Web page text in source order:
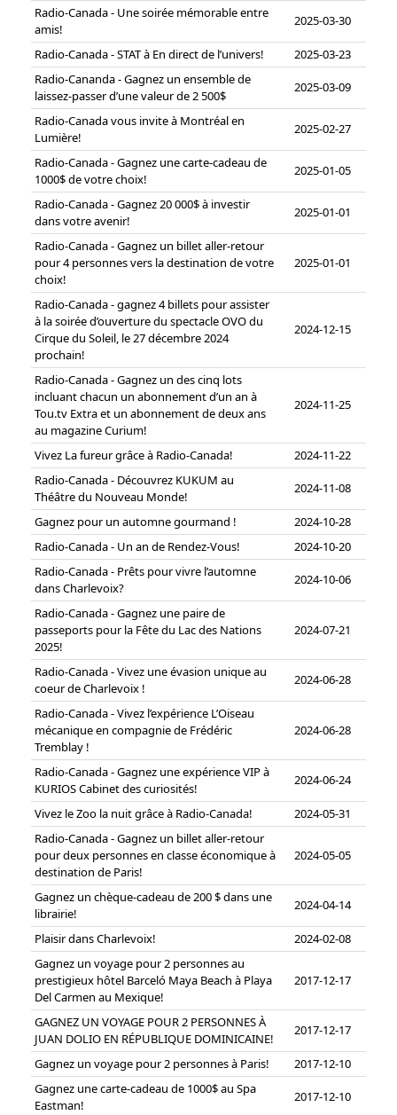
Radio-Canada - Une soirée mémorable entre
amis!
2025-03-30
Radio-Canada - STAT à En direct de l’univers!
2025-03-23
Radio-Cananda - Gagnez un ensemble de
laissez-passer d’une valeur de 2 500$
2025-03-09
Radio-Canada vous invite à Montréal en
Lumière!
2025-02-27
Radio-Canada - Gagnez une carte-cadeau de
1000$ de votre choix!
2025-01-05
Radio-Canada - Gagnez 20 000$ à investir
dans votre avenir!
2025-01-01
Radio-Canada - Gagnez un billet aller-retour
pour 4 personnes vers la destination de votre
choix!
2025-01-01
Radio-Canada - gagnez 4 billets pour assister
à la soirée d’ouverture du spectacle OVO du
Cirque du Soleil, le 27 décembre 2024
prochain!
2024-12-15
Radio-Canada - Gagnez un des cinq lots
incluant chacun un abonnement d’un an à
Tou.tv Extra et un abonnement de deux ans
au magazine Curium!
2024-11-25
Vivez La fureur grâce à Radio-Canada!
2024-11-22
Radio-Canada - Découvrez KUKUM au
Théâtre du Nouveau Monde!
2024-11-08
Gagnez pour un automne gourmand !
2024-10-28
Radio-Canada - Un an de Rendez-Vous!
2024-10-20
Radio-Canada - Prêts pour vivre l’automne
dans Charlevoix?
2024-10-06
Radio-Canada - Gagnez une paire de
passeports pour la Fête du Lac des Nations
2025!
2024-07-21
Radio-Canada - Vivez une évasion unique au
coeur de Charlevoix !
2024-06-28
Radio-Canada - Vivez l’expérience L’Oiseau
mécanique en compagnie de Frédéric
Tremblay !
2024-06-28
Radio-Canada - Gagnez une expérience VIP à
KURIOS Cabinet des curiosités!
2024-06-24
Vivez le Zoo la nuit grâce à Radio-Canada!
2024-05-31
Radio-Canada - Gagnez un billet aller-retour
pour deux personnes en classe économique à
destination de Paris!
2024-05-05
Gagnez un chèque-cadeau de 200 $ dans une
librairie!
2024-04-14
Plaisir dans Charlevoix!
2024-02-08
Gagnez un voyage pour 2 personnes au
prestigieux hôtel Barceló Maya Beach à Playa
Del Carmen au Mexique!
2017-12-17
GAGNEZ UN VOYAGE POUR 2 PERSONNES À
JUAN DOLIO EN RÉPUBLIQUE DOMINICAINE!
2017-12-17
Gagnez un voyage pour 2 personnes à Paris!
2017-12-10
Gagnez une carte-cadeau de 1000$ au Spa
Eastman!
2017-12-10